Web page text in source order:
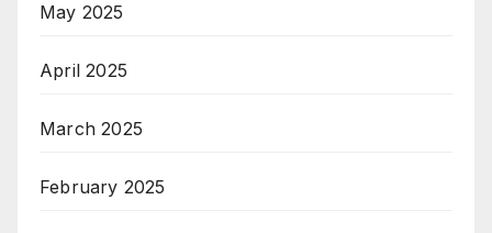
May 2025
April 2025
March 2025
February 2025